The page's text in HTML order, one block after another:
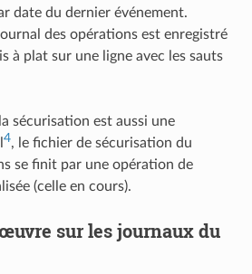
date du dernier événement.
des opérations est enregistré
à plat sur une ligne avec les sauts
sécurisation est aussi une
4, le fichier de sécurisation du
se finit par une opération de
(celle en cours).
sur les journaux du